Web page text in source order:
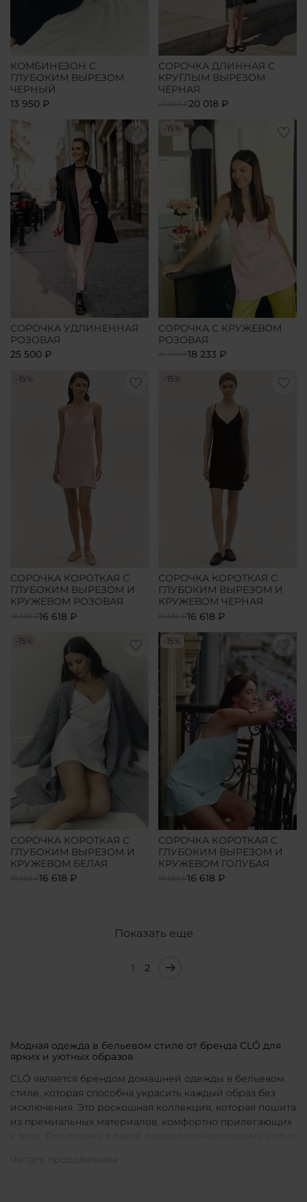
КОМБИНЕЗОН С
ГЛУБОКИМ ВЫРЕЗОМ
ЧЕРНЫЙ
13 950 ₽
СОРОЧКА ДЛИННАЯ С
КРУГЛЫМ ВЫРЕЗОМ
ЧЕРНАЯ
23 550 ₽20 018 ₽
СОРОЧКА УДЛИНЕННАЯ
РОЗОВАЯ
25 500 ₽
-15%
СОРОЧКА С КРУЖЕВОМ
РОЗОВАЯ
21 450 ₽18 233 ₽
-15%
СОРОЧКА КОРОТКАЯ С
ГЛУБОКИМ ВЫРЕЗОМ И
КРУЖЕВОМ РОЗОВАЯ
19 550 ₽16 618 ₽
-15%
СОРОЧКА КОРОТКАЯ С
ГЛУБОКИМ ВЫРЕЗОМ И
КРУЖЕВОМ ЧЕРНАЯ
19 550 ₽16 618 ₽
-15%
СОРОЧКА КОРОТКАЯ С
ГЛУБОКИМ ВЫРЕЗОМ И
КРУЖЕВОМ БЕЛАЯ
19 550 ₽16 618 ₽
-15%
СОРОЧКА КОРОТКАЯ С
ГЛУБОКИМ ВЫРЕЗОМ И
КРУЖЕВОМ ГОЛУБАЯ
19 550 ₽16 618 ₽
Показать еще
1 2
Модная одежда в бельевом стиле от бренда CLÓ для
ярких и уютных образов
CLÓ является брендом домашней одежды в бельевом
стиле, которая способна украсить каждый образ без
исключения. Это роскошная коллекция, которая пошита
из премиальных материалов, комфортно прилегающих
к телу. Вот почему в такой одежде по-настоящему уютно